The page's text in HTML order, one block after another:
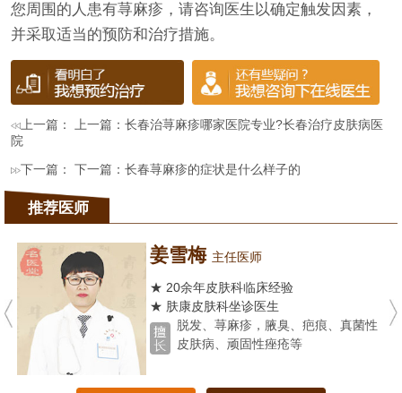
您周围的人患有荨麻疹，请咨询医生以确定触发因素，
并采取适当的预防和治疗措施。
上一篇： 上一篇：长春治荨麻疹哪家医院专业?长春治疗皮肤病医
院
下一篇： 下一篇：长春荨麻疹的症状是什么样子的
推荐医师
姜雪梅 主任医师
★ 20余年皮肤科临床经验
★ 肤康皮肤科坐诊医生
脱发、荨麻疹，腋臭、疤痕、真菌性
皮肤病、顽固性痤疮等